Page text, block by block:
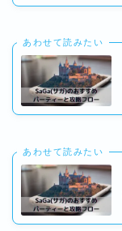
あわせて読みたい
あわせて読みたい